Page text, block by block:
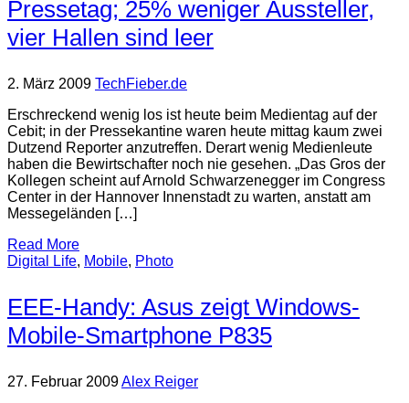
Pressetag; 25% weniger Aussteller,
vier Hallen sind leer
2. März 2009 TechFieber.de
Erschreckend wenig los ist heute beim Medientag auf der
Cebit; in der Pressekantine waren heute mittag kaum zwei
Dutzend Reporter anzutreffen. Derart wenig Medienleute
haben die Bewirtschafter noch nie gesehen. „Das Gros der
Kollegen scheint auf Arnold Schwarzenegger im Congress
Center in der Hannover Innenstadt zu warten, anstatt am
Messegeländen […]
Read More
Digital Life, Mobile, Photo
EEE-Handy: Asus zeigt Windows-
Mobile-Smartphone P835
27. Februar 2009Alex Reiger